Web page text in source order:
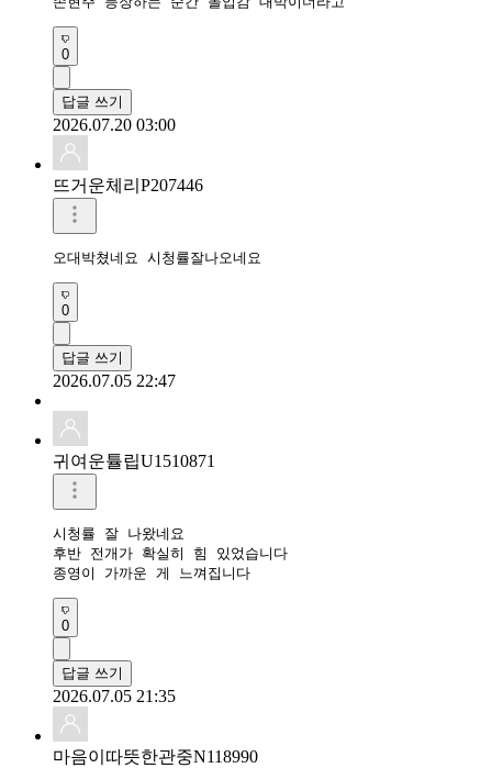
0
답글 쓰기
2026.07.20 03:00
뜨거운체리P207446
오대박쳤네요 시청률잘나오네요
0
답글 쓰기
2026.07.05 22:47
귀여운튤립U1510871
시청률 잘 나왔네요
후반 전개가 확실히 힘 있었습니다
0
답글 쓰기
2026.07.05 21:35
마음이따뜻한관중N118990